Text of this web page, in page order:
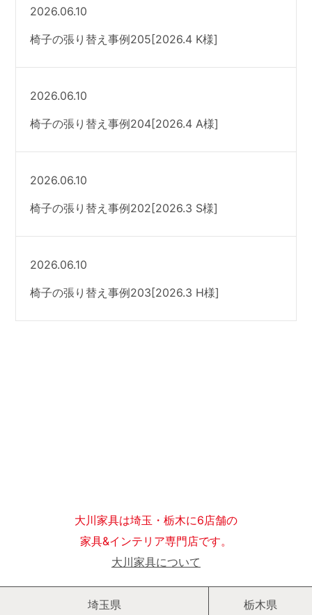
2026.06.10
椅子の張り替え事例205[2026.4 K様]
2026.06.10
椅子の張り替え事例204[2026.4 A様]
2026.06.10
椅子の張り替え事例202[2026.3 S様]
2026.06.10
椅子の張り替え事例203[2026.3 H様]
大川家具は埼玉・栃木に6店舗の
家具&インテリア専門店です。
大川家具について
埼玉県 栃木県